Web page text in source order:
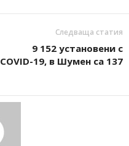
Следваща статия
9 152 установени с
COVID-19, в Шумен са 137